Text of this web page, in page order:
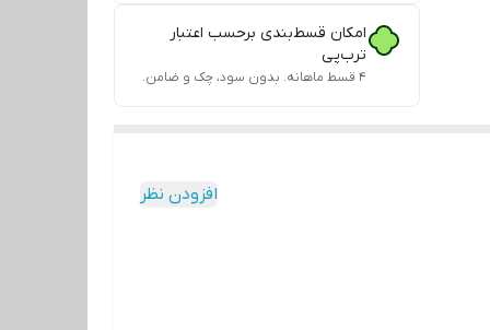
امکان قسط‌بندی برحسب اعتبار
ترب‌پی
۴ قسط ماهانه. بدون سود، چک و ضامن.
افزودن نظر